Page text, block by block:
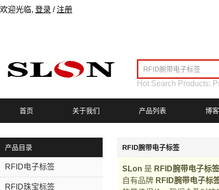
欢迎光临, 登录 / 注册
Hot Search Products:
首页 关于我们 产品列表 博客
产品目录
RFID电子标签
RFID珠宝标签
RFID腕带电子标签
SLon 是 RFID腕带电子标签
自有品牌 RFID腕带电子标